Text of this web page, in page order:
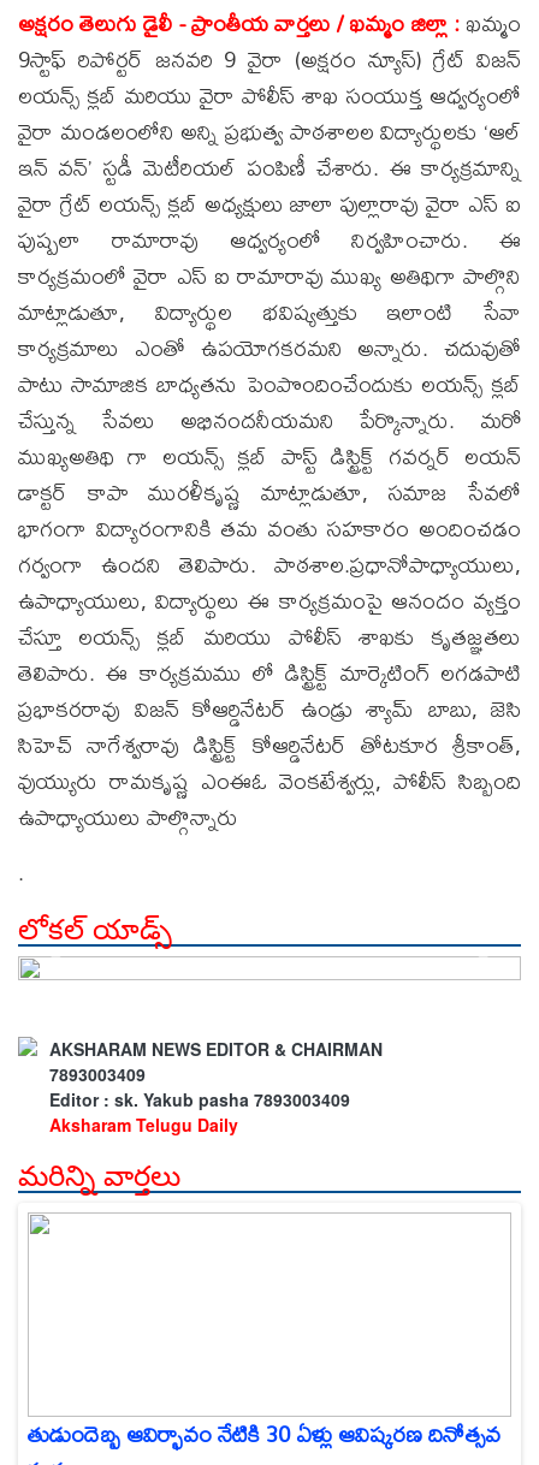
అక్షరం తెలుగు డైలీ - ప్రాంతీయ వార్తలు / ఖమ్మం జిల్లా :ఖమ్మం
9స్టాఫ్ రిపోర్టర్ జనవరి 9 వైరా (అక్షరం న్యూస్) గ్రేట్ విజన్
లయన్స్ క్లబ్ మరియు వైరా పోలీస్ శాఖ సంయుక్త ఆధ్వర్యంలో
వైరా మండలంలోని అన్ని ప్రభుత్వ పాఠశాలల విద్యార్థులకు ‘ఆల్
ఇన్ వన్’ స్టడీ మెటీరియల్ పంపిణీ చేశారు. ఈ కార్యక్రమాన్ని
వైరా గ్రేట్ లయన్స్ క్లబ్ అధ్యక్షులు జాలా పుల్లారావు వైరా ఎస్ ఐ
పుష్పలా రామారావు ఆధ్వర్యంలో నిర్వహించారు. ఈ
కార్యక్రమంలో వైరా ఎస్ ఐ రామారావు ముఖ్య అతిథిగా పాల్గొని
మాట్లాడుతూ, విద్యార్థుల భవిష్యత్తుకు ఇలాంటి సేవా
కార్యక్రమాలు ఎంతో ఉపయోగకరమని అన్నారు. చదువుతో
పాటు సామాజిక బాధ్యతను పెంపొందించేందుకు లయన్స్ క్లబ్
చేస్తున్న సేవలు అభినందనీయమని పేర్కొన్నారు. మరో
ముఖ్యఅతిథి గా లయన్స్ క్లబ్ పాస్ట్ డిస్ట్రిక్ట్ గవర్నర్ లయన్
డాక్టర్ కాపా మురళీకృష్ణ మాట్లాడుతూ, సమాజ సేవలో
భాగంగా విద్యారంగానికి తమ వంతు సహకారం అందించడం
గర్వంగా ఉందని తెలిపారు. పాఠశాల.ప్రధానోపాధ్యాయులు,
ఉపాధ్యాయులు, విద్యార్థులు ఈ కార్యక్రమంపై ఆనందం వ్యక్తం
చేస్తూ లయన్స్ క్లబ్ మరియు పోలీస్ శాఖకు కృతజ్ఞతలు
తెలిపారు. ఈ కార్యక్రమము లో డిస్ట్రిక్ట్ మార్కెటింగ్ లగడపాటి
ప్రభాకరరావు విజన్ కోఆర్డినేటర్ ఉండ్రు శ్యామ్ బాబు, జెసి
సిహెచ్ నాగేశ్వరావు డిస్ట్రిక్ట్ కోఆర్డినేటర్ తోటకూర శ్రీకాంత్,
వుయ్యురు రామకృష్ణ ఎంఈఓ వెంకటేశ్వర్లు, పోలీస్ సిబ్బంది
ఉపాధ్యాయులు పాల్గొన్నారు
.
లోకల్ యాడ్స్
AKSHARAM NEWS EDITOR & CHAIRMAN
7893003409
Editor : sk. Yakub pasha 7893003409
Aksharam Telugu Daily
మరిన్ని వార్తలు
తుడుందెబ్బ ఆవిర్భావం నేటికి 30 ఏళ్లు ఆవిష్కరణ దినోత్సవ